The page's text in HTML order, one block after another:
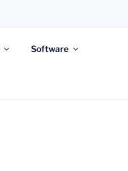
Software